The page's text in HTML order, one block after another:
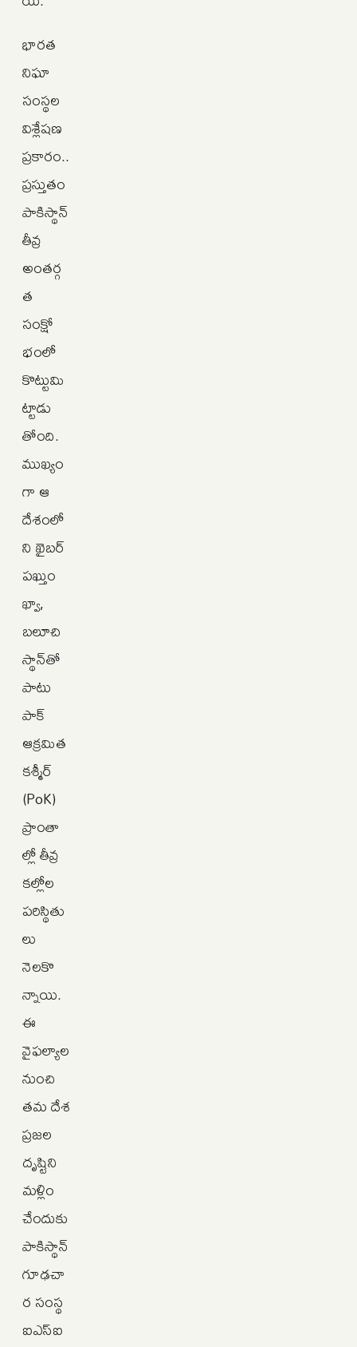
భారత
నిఘా
సంస్థల
విశ్లేషణ
ప్రకారం..
ప్రస్తుతం
పాకిస్థాన్‌
తీవ్ర
అంతర్గ
త
సంక్షో
భంలో
కొట్టుమి
ట్టాడు
తోంది.
ముఖ్యం
గా ఆ
దేశంలో
ని ఖైబర్‌
పఖ్తుం
ఖ్వా,
బలూచి
స్థాన్‌తో
పాటు
పాక్‌
ఆక్రమిత
కశ్మీర్
(PoK)
ప్రాంతా
ల్లో తీవ్ర
కల్లోల
పరిస్థితు
లు
నెలకొ
న్నాయి.
ఈ
వైఫల్యాల
నుంచి
తమ దేశ
ప్రజల
దృష్టిని
మళ్లిం
చేందుకు
పాకిస్థాన్‌
గూఢచా
ర సంస్థ
ఐఎస్‌ఐ